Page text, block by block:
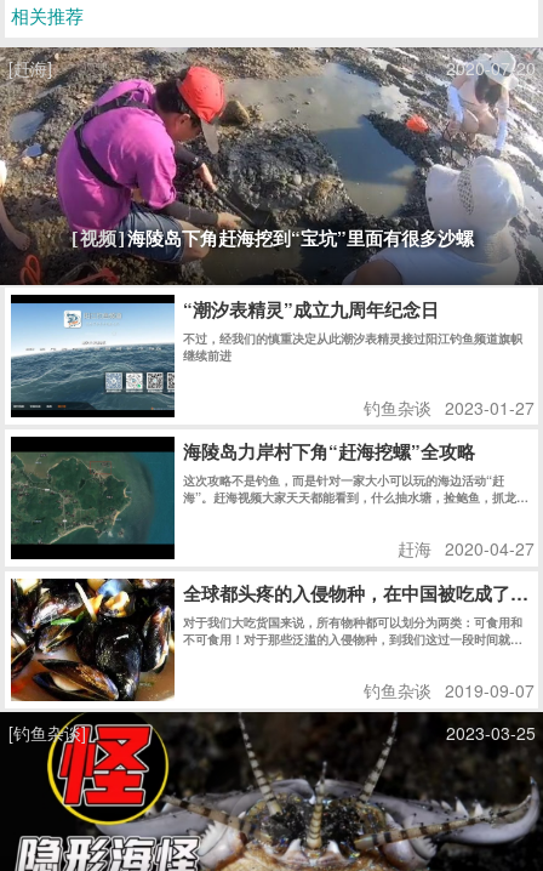
相关推荐
[赶海] 2020-07-20
[视频]海陵岛下角赶海挖到“宝坑”里面有很多沙螺
“潮汐表精灵”成立九周年纪念日
不过，经我们的慎重决定从此潮汐表精灵接过阳江钓鱼频道旗帜
继续前进
钓鱼杂谈 2023-01-27
海陵岛力岸村下角“赶海挖螺”全攻略
这次攻略不是钓鱼，而是针对一家大小可以玩的海边活动“赶
海”。赶海视频大家天天都能看到，什么抽水塘，捡鲍鱼，抓龙虾
赶海 2020-04-27
全球都头疼的入侵物种，在中国被吃成了
对于我们大吃货国来说，所有物种都可以划分为两类：可食用和
不可食用！对于那些泛滥的入侵物种，到我们这过一段时间就成
钓鱼杂谈 2019-09-07
[钓鱼杂谈]
2023-03-25